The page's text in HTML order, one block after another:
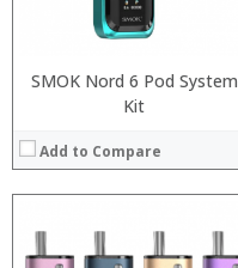
SMOK Nord 6 Pod System
Kit
Add to Compare
View Details →